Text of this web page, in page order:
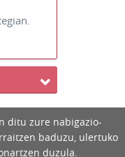
ditu zure nabigazio-
baduzu, ulertuko
duzula.